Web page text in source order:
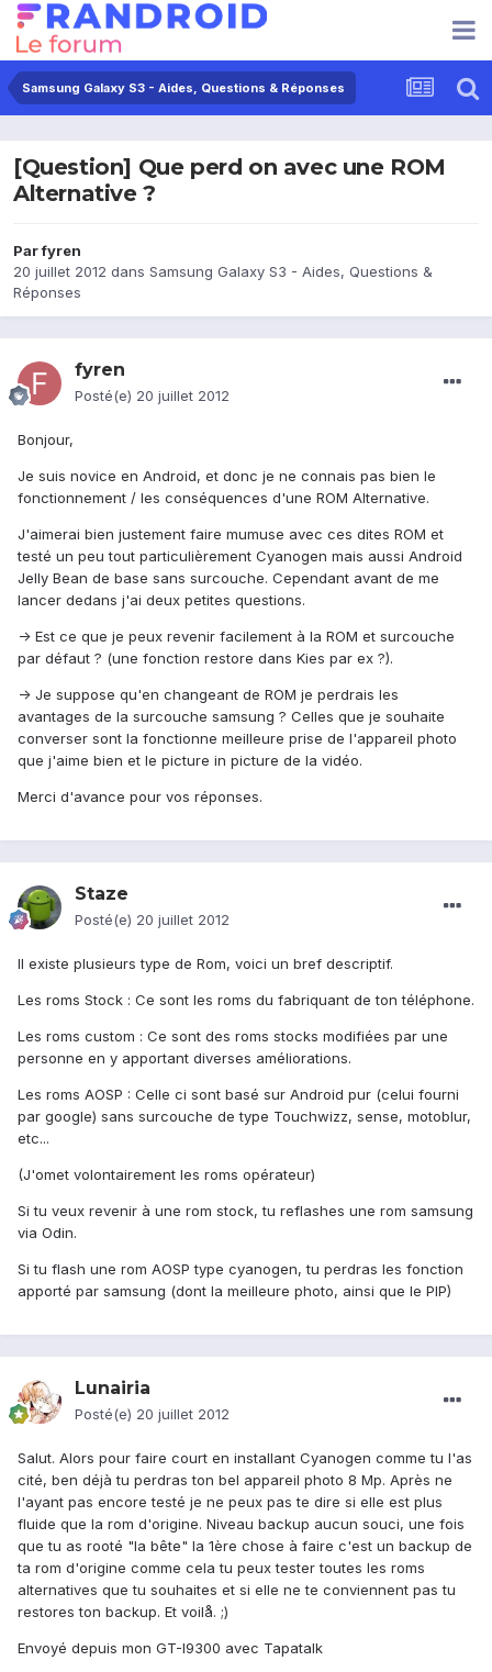
Samsung Galaxy S3 - Aides, Questions & Réponses
[Question] Que perd on avec une ROM
Alternative ?
Parfyren
20 juillet 2012 dans Samsung Galaxy S3 - Aides, Questions &
Réponses
fyren
Posté(e) 20 juillet 2012
Bonjour,
Je suis novice en Android, et donc je ne connais pas bien le
fonctionnement / les conséquences d'une ROM Alternative.
J'aimerai bien justement faire mumuse avec ces dites ROM et
testé un peu tout particulièrement Cyanogen mais aussi Android
Jelly Bean de base sans surcouche. Cependant avant de me
lancer dedans j'ai deux petites questions.
-> Est ce que je peux revenir facilement à la ROM et surcouche
par défaut ? (une fonction restore dans Kies par ex ?).
-> Je suppose qu'en changeant de ROM je perdrais les
avantages de la surcouche samsung ? Celles que je souhaite
converser sont la fonctionne meilleure prise de l'appareil photo
que j'aime bien et le picture in picture de la vidéo.
Merci d'avance pour vos réponses.
Staze
Posté(e) 20 juillet 2012
Il existe plusieurs type de Rom, voici un bref descriptif.
Les roms Stock : Ce sont les roms du fabriquant de ton téléphone.
Les roms custom : Ce sont des roms stocks modifiées par une
personne en y apportant diverses améliorations.
Les roms AOSP : Celle ci sont basé sur Android pur (celui fourni
par google) sans surcouche de type Touchwizz, sense, motoblur,
etc...
(J'omet volontairement les roms opérateur)
Si tu veux revenir à une rom stock, tu reflashes une rom samsung
via Odin.
Si tu flash une rom AOSP type cyanogen, tu perdras les fonction
apporté par samsung (dont la meilleure photo, ainsi que le PIP)
Lunairia
Posté(e) 20 juillet 2012
Salut. Alors pour faire court en installant Cyanogen comme tu l'as
cité, ben déjà tu perdras ton bel appareil photo 8 Mp. Après ne
l'ayant pas encore testé je ne peux pas te dire si elle est plus
fluide que la rom d'origine. Niveau backup aucun souci, une fois
que tu as rooté "la bête" la 1ère chose à faire c'est un backup de
ta rom d'origine comme cela tu peux tester toutes les roms
alternatives que tu souhaites et si elle ne te conviennent pas tu
restores ton backup. Et voilå. ;)
Envoyé depuis mon GT-I9300 avec Tapatalk